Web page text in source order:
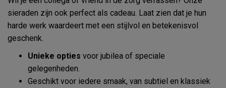
sieraden zijn ook perfect als cadeau. Laat zien dat je hun
harde werk waardeert met een stijlvol en betekenisvol
geschenk.
Unieke opties voor jubilea of speciale
gelegenheden.
Geschikt voor iedere smaak, van subtiel en klassiek